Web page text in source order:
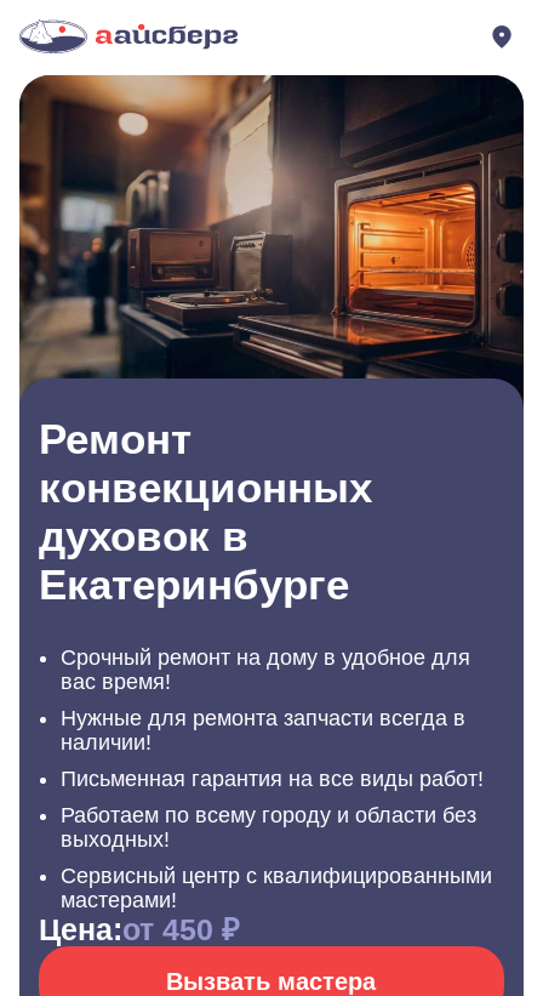
Ремонт
конвекционных
духовок в
Екатеринбурге
Срочный ремонт на дому в удобное для
вас время!
Нужные для ремонта запчасти всегда в
наличии!
Письменная гарантия на все виды работ!
Работаем по всему городу и области без
выходных!
Сервисный центр с квалифицированными
мастерами!
Цена:от 450 ₽
Вызвать мастера